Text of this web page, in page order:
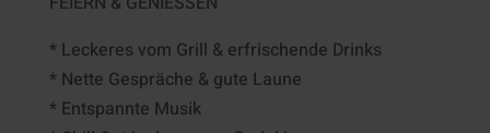
* Leckeres vom Grill & erfrischende Drinks
* Nette Gespräche & gute Laune
* Entspannte Musik